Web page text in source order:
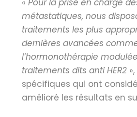
métastatiques, nous
traitements les plus
dernières avancées
l’hormonothérapie
traitements dits anti HER2»,
spécifiques qui ont
amélioré les résultats en